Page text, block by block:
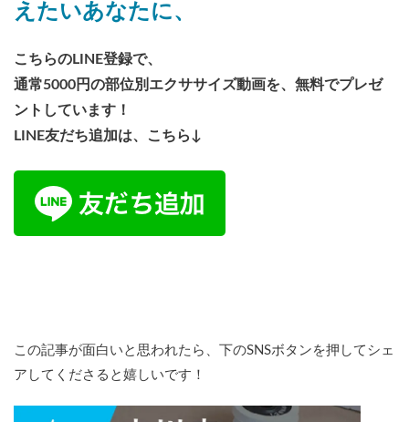
えたいあなたに、
こちらのLINE登録で、
通常5000円の部位別エクササイズ動画を、無料でプレゼ
ントしています！
LINE友だち追加は、こちら↓
この記事が面白いと思われたら、下のSNSボタンを押してシェ
アしてくださると嬉しいです！